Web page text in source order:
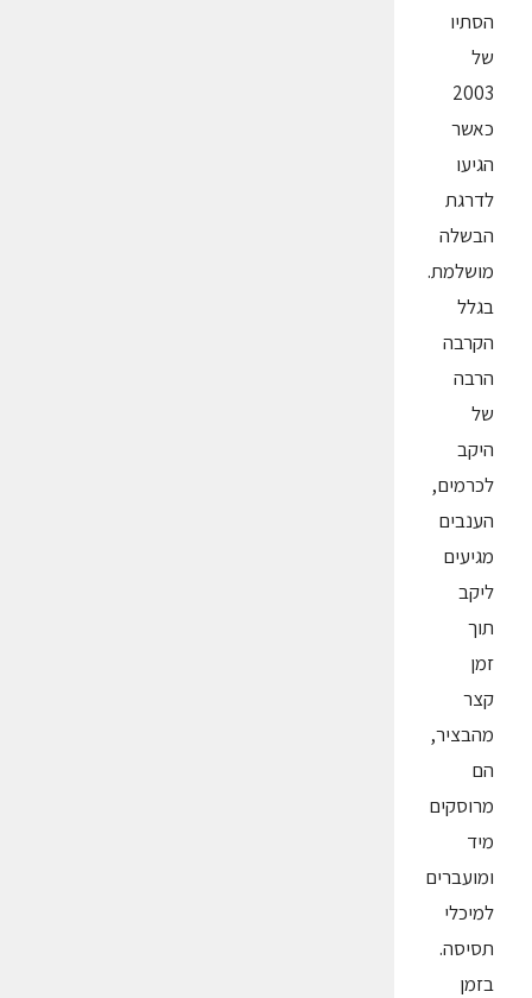
הסתיו
של
2003
כאשר
הגיעו
לדרגת
הבשלה
מושלמת.
בגלל
הקרבה
הרבה
של
היקב
לכרמים,
הענבים
מגיעים
ליקב
תוך
זמן
קצר
מהבציר,
הם
מרוסקים
מיד
ומועברים
למיכלי
תסיסה.
בזמן